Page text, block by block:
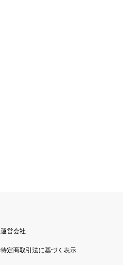
運営会社
特定商取引法に基づく表示